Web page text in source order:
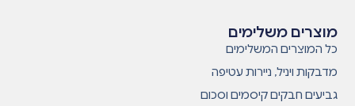
מוצרים משלימים
כל המוצרים המשלימים
מדבקות ויניל, ניירות עטיפה
גביעים חבקים קיסמים וסכום